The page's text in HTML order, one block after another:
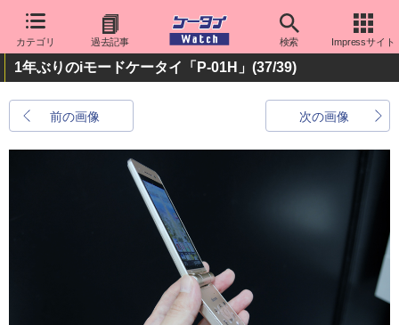
カテゴリ 過去記事 検索 Impressサイト
1年ぶりのiモードケータイ「P-01H」 (37/39)
前の画像 次の画像